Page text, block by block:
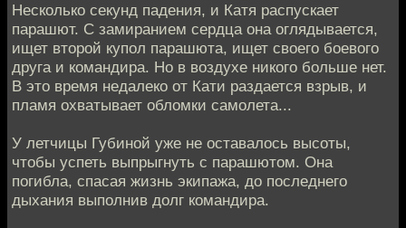
Несколько секунд падения, и Катя распускает
парашют. С замиранием сердца она оглядывается,
ищет второй купол парашюта, ищет своего боевого
друга и командира. Но в воздухе никого больше нет.
В это время недалеко от Кати раздается взрыв, и
пламя охватывает обломки самолета...
У летчицы Губиной уже не оставалось высоты,
чтобы успеть выпрыгнуть с парашютом. Она
погибла, спасая жизнь экипажа, до последнего
дыхания выполнив долг командира.